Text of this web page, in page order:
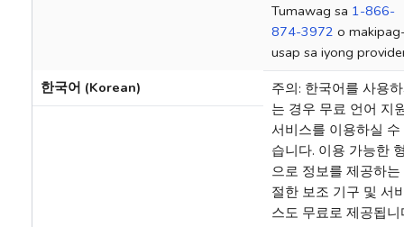
Tumawag sa 1-866-
874-3972 o
usap sa iyong
한국어 (Korean)
주의: 한국어를 사용
는 경우 무료 언어 지
서비스를 이용하실 수
습니다. 이용 가능한
으로 정보를 제공하는
절한 보조 기구 및 서
스도 무료로 제공됩니